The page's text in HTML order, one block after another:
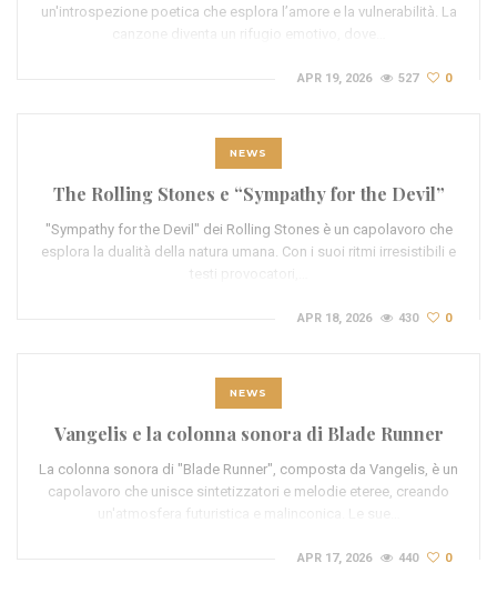
un'introspezione poetica che esplora l’amore e la vulnerabilità. La
canzone diventa un rifugio emotivo, dove…
APR 19, 2026 527 0
NEWS
The Rolling Stones e “Sympathy for the Devil”
"Sympathy for the Devil" dei Rolling Stones è un capolavoro che
esplora la dualità della natura umana. Con i suoi ritmi irresistibili e
testi provocatori,…
APR 18, 2026 430 0
NEWS
Vangelis e la colonna sonora di Blade Runner
La colonna sonora di "Blade Runner", composta da Vangelis, è un
capolavoro che unisce sintetizzatori e melodie eteree, creando
un'atmosfera futuristica e malinconica. Le sue…
APR 17, 2026 440 0